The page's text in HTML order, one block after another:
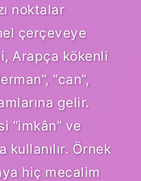
noktalar
çerçeveye
Arapça kökenli
“can”,
gelir.
“imkân” ve
kullanılır. Örnek
hiç mecalim